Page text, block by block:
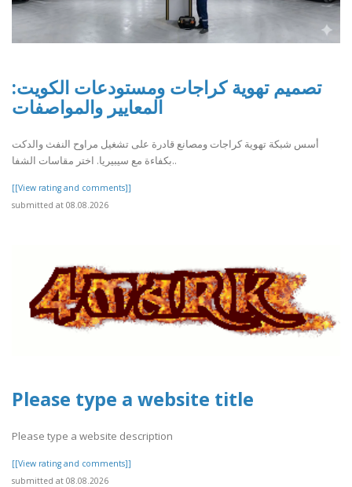
تصميم تهوية كراجات ومستودعات الكويت:
المعايير والمواصفات
أسس شبكة تهوية كراجات ومصانع قادرة على تشغيل مراوح النفث والدكت
بكفاءة مع سيبيريا. اختر مقاسات الشفا..
[[View rating and comments]]
submitted at 08.08.2026
Please type a website title
Please type a website description
[[View rating and comments]]
submitted at 08.08.2026